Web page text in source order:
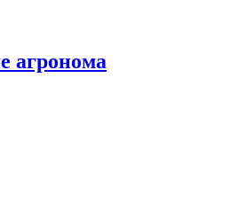
агронома